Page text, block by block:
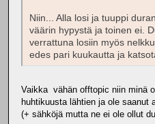
Niin... Alla losi ja tuuppi
väärin hypystä ja toinen ei.
verrattuna losiin myös
edes pari kuukautta ja
Vaikka vähän offtopic niin minä
huhtikuusta lähtien ja ole saanut
(+ sähköjä mutta ne ei ole ollut